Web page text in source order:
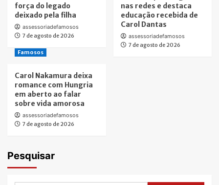
força do legado
deixado pela filha
assessoriadefamosos
7 de agosto de 2026
nas redes e destaca
educação recebida de
Carol Dantas
assessoriadefamosos
7 de agosto de 2026
Famosos
Carol Nakamura deixa
romance com Hungria
em aberto ao falar
sobre vida amorosa
assessoriadefamosos
7 de agosto de 2026
Pesquisar